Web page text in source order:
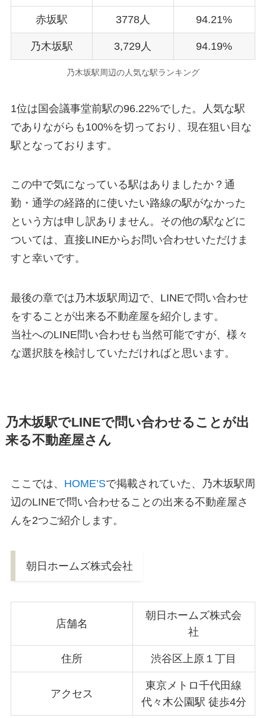
赤坂駅 3778人 94.21%
乃木坂駅 3,729人 94.19%
乃木坂駅周辺の人気な駅ランキング
1位は国会議事堂前駅の96.22%でした。人気な駅
でありながらも100%を切っており、現在狙い目な
駅となっております。
この中で気になっている駅はありましたか？通
勤・通学の経路的に使いたい路線の駅がなかった
という方は申し訳ありません。その他の駅などに
ついては、直接LINEからお問い合わせいただけま
すと幸いです。
最後の章では乃木坂駅周辺で、LINEで問い合わせ
をすることが出来る不動産屋を紹介します。
当社へのLINE問い合わせも当然可能ですが、様々
な選択肢を検討していただければと思います。
乃木坂駅でLINEで問い合わせることが出
来る不動産屋さん
ここでは、 HOME’Sで掲載されていた、乃木坂駅周
辺のLINEで問い合わせることの出来る不動産屋さ
んを2つご紹介します。
朝日ホームズ株式会社
店舗名
朝日ホームズ株式会
社
住所 渋谷区上原１丁目
アクセス
東京メトロ千代田線
代々木公園駅 徒歩4分